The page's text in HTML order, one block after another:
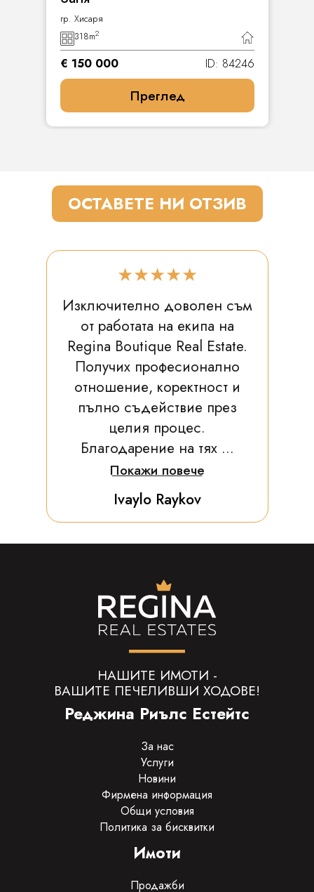
гр. Хисаря
318m2
€ 150 000 ID: 84246
Преглед
ОСТАВЕТЕ НИ ОТЗИВ
★★★★★
Изключително доволен съм
от работата на екипа на
Regina Boutique Real Estate.
Получих професионално
отношение, коректност и
пълно съдействие през
целия процес.
Благодарение на тях ...
Покажи повече
Ivaylo Raykov
НАШИТЕ ИМОТИ -
ВАШИТЕ ПЕЧЕЛИВШИ ХОДОВЕ!
Реджина Риълс Естейтс
За нас
Услуги
Новини
Фирмена информация
Общи условия
Политика за бисквитки
Имоти
Продажби